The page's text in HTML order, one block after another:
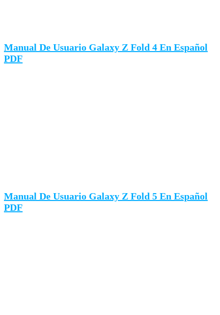
Manual De Usuario Galaxy Z Fold 4 En Español
PDF
Manual De Usuario Galaxy Z Fold 5 En Español
PDF